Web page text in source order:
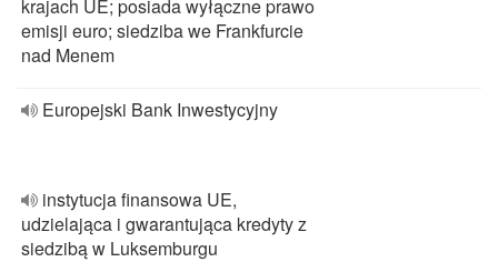
krajach UE; posiada wyłączne prawo
emisji euro; siedziba we Frankfurcie
nad Menem
Europejski Bank Inwestycyjny
instytucja finansowa UE,
udzielająca i gwarantująca kredyty z
siedzibą w Luksemburgu